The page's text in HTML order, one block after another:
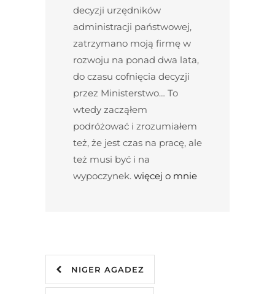
decyzji urzędników
administracji państwowej,
zatrzymano moją firmę w
rozwoju na ponad dwa lata,
do czasu cofnięcia decyzji
przez Ministerstwo… To
wtedy zacząłem
podróżować i zrozumiałem
też, że jest czas na pracę, ale
też musi być i na
wypoczynek. więcej o mnie
NIGER AGADEZ